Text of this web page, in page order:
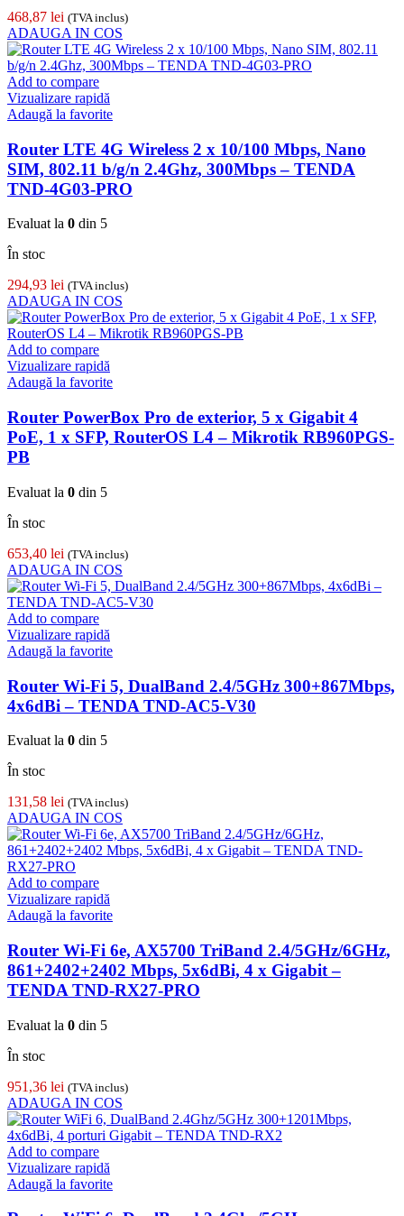
468,87 lei (TVA inclus)
ADAUGA IN COS
Add to compare
Vizualizare rapidă
Adaugă la favorite
Router LTE 4G Wireless 2 x 10/100 Mbps, Nano
SIM, 802.11 b/g/n 2.4Ghz, 300Mbps – TENDA
TND-4G03-PRO
Evaluat la 0 din 5
În stoc
294,93 lei (TVA inclus)
ADAUGA IN COS
Add to compare
Vizualizare rapidă
Adaugă la favorite
Router PowerBox Pro de exterior, 5 x Gigabit 4
PoE, 1 x SFP, RouterOS L4 – Mikrotik RB960PGS-
PB
Evaluat la 0 din 5
În stoc
653,40 lei (TVA inclus)
ADAUGA IN COS
Add to compare
Vizualizare rapidă
Adaugă la favorite
Router Wi-Fi 5, DualBand 2.4/5GHz 300+867Mbps,
4x6dBi – TENDA TND-AC5-V30
Evaluat la 0 din 5
În stoc
131,58 lei (TVA inclus)
ADAUGA IN COS
Add to compare
Vizualizare rapidă
Adaugă la favorite
Router Wi-Fi 6e, AX5700 TriBand 2.4/5GHz/6GHz,
861+2402+2402 Mbps, 5x6dBi, 4 x Gigabit –
TENDA TND-RX27-PRO
Evaluat la 0 din 5
În stoc
951,36 lei (TVA inclus)
ADAUGA IN COS
Add to compare
Vizualizare rapidă
Adaugă la favorite